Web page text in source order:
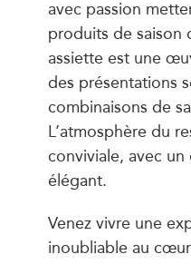
avec passion
produits de saison
assiette est une
des présentations
combinaisons de
L’atmosphère du
conviviale, avec
élégant.
Venez vivre une
inoubliable au